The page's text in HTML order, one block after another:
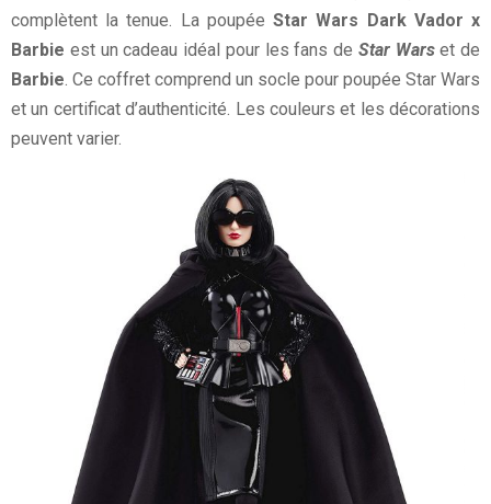
complètent la tenue. La poupéeStar Wars Dark Vador x
Barbie est un cadeau idéal pour les fans de Star Warset de
Barbie. Ce coffret comprend un socle pour poupée Star Wars
et un certificat d’authenticité. Les couleurs et les décorations
peuvent varier.